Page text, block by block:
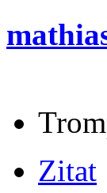
Zitat